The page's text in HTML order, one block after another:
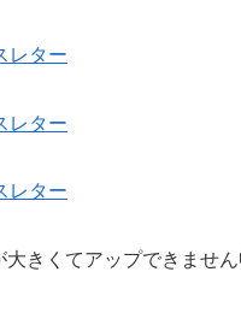
レター
レター
レター
大きくてアップできませ